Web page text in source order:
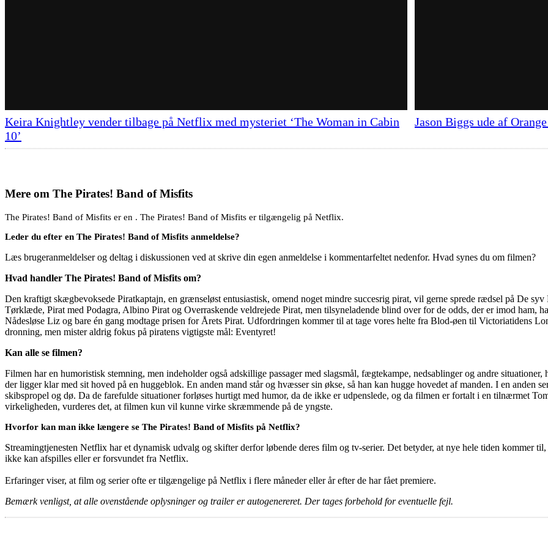
Keira Knightley vender tilbage på Netflix med mysteriet ‘The Woman in Cabin
10’
Jason Biggs ude af
Mere om The Pirates! Band of Misfits
The Pirates! Band of Misfits er en . The Pirates! Band of Misfits er tilgængelig på Netflix.
Leder du efter en The Pirates! Band of Misfits anmeldelse?
Læs brugeranmeldelser og deltag i diskussionen ved at skrive din egen anmeldelse i kommentarfeltet nedenfor. Hvad synes du om filmen?
Hvad handler The Pirates! Band of Misfits om?
Den kraftigt skægbevoksede Piratkaptajn, en grænseløst entusiastisk, omend noget mindre succesrig pirat, vil gerne sprede rædsel på De
Tørklæde, Pirat med Podagra, Albino Pirat og Overraskende veldrejede Pirat, men tilsyneladende blind over for de odds, der er imod ham,
Nådesløse Liz og bare én gang modtage prisen for Årets Pirat. Udfordringen kommer til at tage vores helte fra Blod-øen til Victoriatidens
dronning, men mister aldrig fokus på piratens vigtigste mål: Eventyret!
Kan alle se filmen?
Filmen har en humoristisk stemning, men indeholder også adskillige passager med slagsmål, fægtekampe, nedsablinger og andre
der ligger klar med sit hoved på en huggeblok. En anden mand står og hvæsser sin økse, så han kan hugge hovedet af manden. I en anden
skibspropel og dø. Da de farefulde situationer forløses hurtigt med humor, da de ikke er udpenslede, og da filmen er fortalt i en tilnærmet
virkeligheden, vurderes det, at filmen kun vil kunne virke skræmmende på de yngste.
Hvorfor kan man ikke længere se The Pirates! Band of Misfits på Netflix?
Streamingtjenesten Netflix har et dynamisk udvalg og skifter derfor løbende deres film og tv-serier. Det betyder, at nye hele tiden kommer
ikke kan afspilles eller er forsvundet fra Netflix.
Erfaringer viser, at film og serier ofte er tilgængelige på Netflix i flere måneder eller år efter de har fået premiere.
Bemærk venligst, at alle ovenstående oplysninger og trailer er autogenereret. Der tages forbehold for eventuelle fejl.